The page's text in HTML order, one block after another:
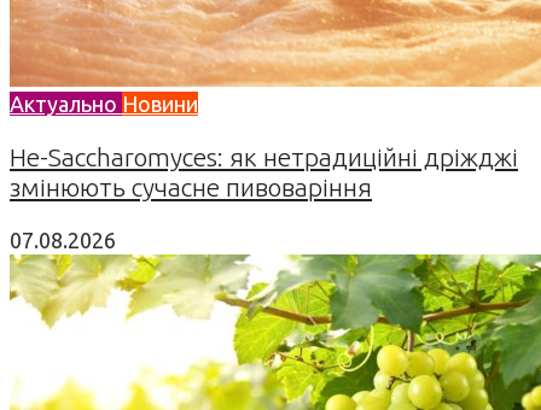
Актуально Новини
Не-Saccharomyces: як нетрадиційні дріжджі
змінюють сучасне пивоваріння
07.08.2026